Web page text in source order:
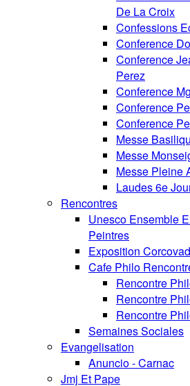
De La Croix
Confessions
Conference
Conference
Perez
Conference
Conference
Conference
Messe
Messe
Messe Pleine
Laudes 6e
Rencontres
Unesco Ensemble
Peintres
Exposition
Cafe Philo
Rencontre
Rencontre
Rencontre
Semaines Sociales
Evangelisation
Anuncio - Carnac
Jmj Et Pape